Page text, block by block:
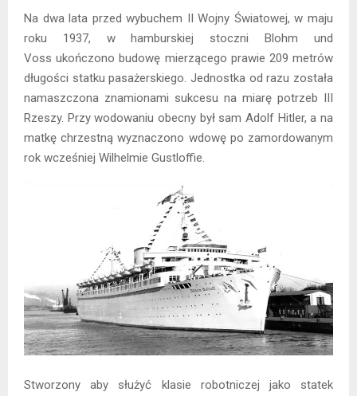
Na dwa lata przed wybuchem II Wojny Światowej, w maju
roku 1937, w hamburskiej stoczni Blohm und
Voss ukończono budowę mierzącego prawie 209 metrów
długości statku pasażerskiego. Jednostka od razu została
namaszczona znamionami sukcesu na miarę potrzeb III
Rzeszy. Przy wodowaniu obecny był sam Adolf Hitler, a na
matkę chrzestną wyznaczono wdowę po zamordowanym
rok wcześniej Wilhelmie Gustloffie.
Stworzony aby służyć klasie robotniczej jako statek